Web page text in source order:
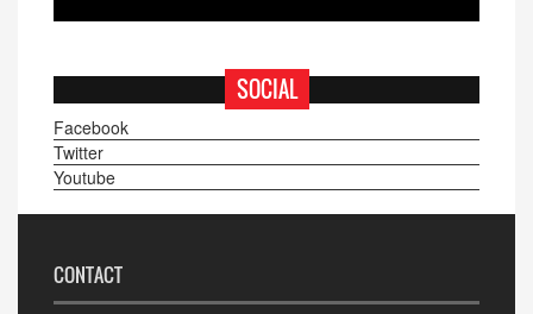
SOCIAL
Facebook
Twitter
Youtube
CONTACT